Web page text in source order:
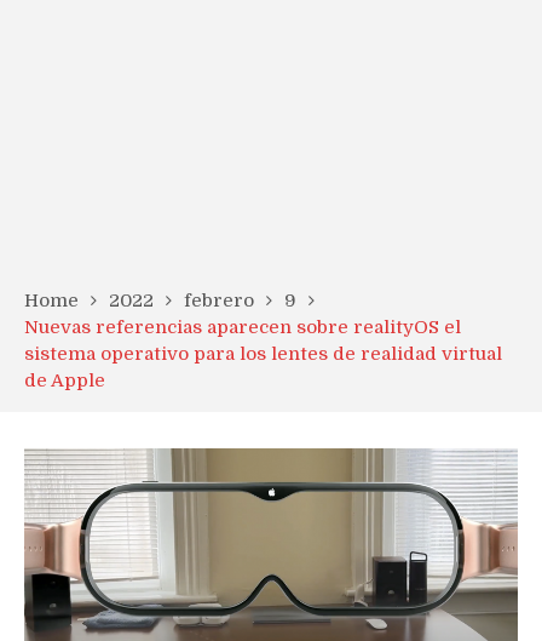
Home 2022 febrero
9
Nuevas referencias aparecen sobre realityOS el
sistema operativo para los lentes de realidad virtual
de Apple